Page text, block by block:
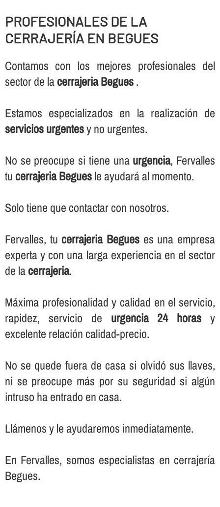
PROFESIONALES DE LA
CERRAJERÍ­A EN BEGUES
Contamos con los mejores profesionales del
sector de lacerrajeria Begues.
Estamos especializados en la realización de
servicios urgentesy no urgentes.
No se preocupe si tiene una urgencia, Fervalles
tucerrajeria Beguesle ayudará al momento.
Solo tiene que contactar con nosotros.
Fervalles, tucerrajeria Begues es una empresa
experta y con una larga experiencia en el sector
de lacerrajeria.
Máxima profesionalidad y calidad en el servicio,
rapidez, servicio de urgencia 24 horas y
excelente relación calidad-precio.
No se quede fuera de casa si olvidó sus llaves,
ni se preocupe más por su seguridad si algún
intruso ha entrado en casa.
Llámenos y le ayudaremos inmediatamente.
En Fervalles, somos especialistas en cerrajerí­a
Begues.